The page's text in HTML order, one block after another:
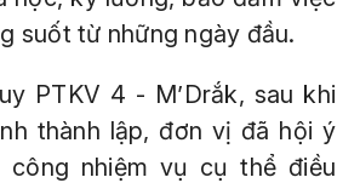
suốt từ những ngày đầu.
PTKV 4 - M’Drắk, sau khi
thành lập, đơn vị đã hội ý
công nhiệm vụ cụ thể điều